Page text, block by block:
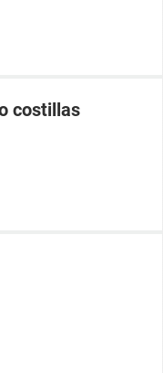
costillas